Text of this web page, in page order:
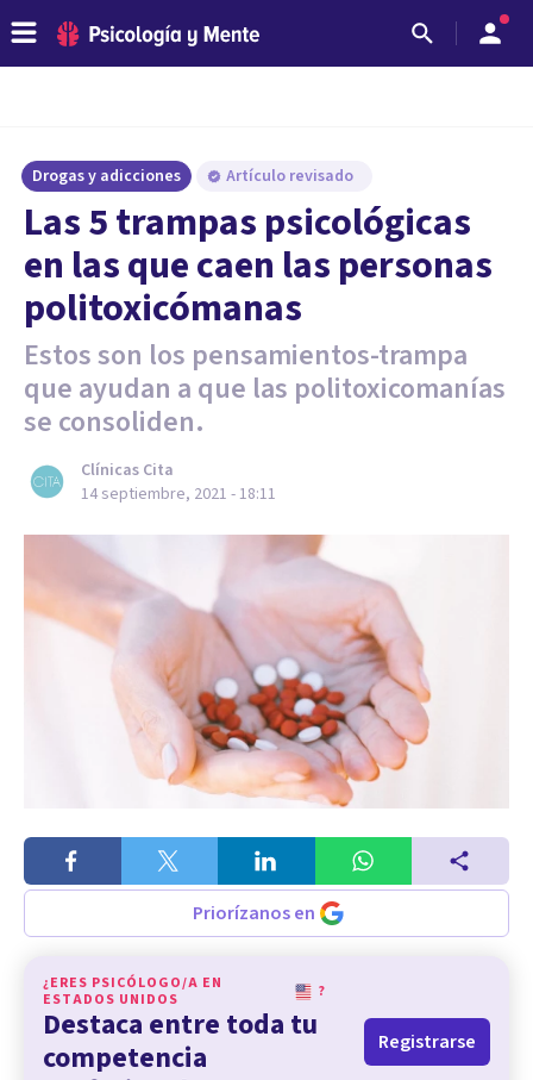
Drogas y adicciones Artículo revisado
Las 5 trampas psicológicas
en las que caen las personas
politoxicómanas
Estos son los pensamientos-trampa
que ayudan a que las politoxicomanías
se consoliden.
Clínicas Cita
14 septiembre, 2021 - 18:11
Priorízanos en
¿ERES PSICÓLOGO/A EN
ESTADOS UNIDOS
?
Destaca entre toda tu
competencia
Registrarse